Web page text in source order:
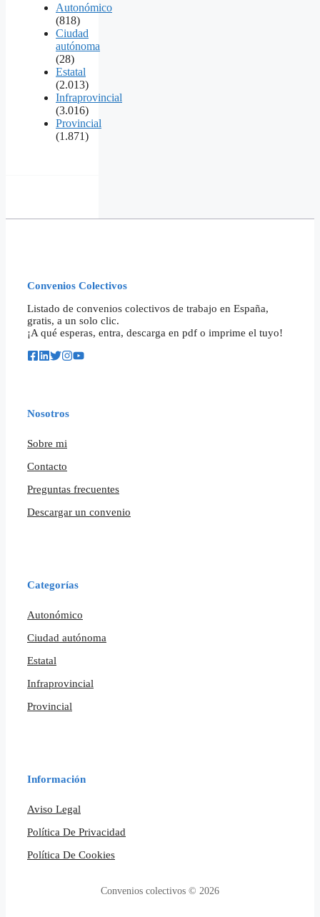
Autonómico
(818)
Ciudad
autónoma
(28)
Estatal
(2.013)
Infraprovincial
(3.016)
Provincial
(1.871)
Convenios Colectivos
Listado de convenios colectivos de trabajo en España,
gratis, a un solo clic.
¡A qué esperas, entra, descarga en pdf o imprime el tuyo!
Nosotros
Sobre mi
Contacto
Preguntas frecuentes
Descargar un convenio
Categorías
Autonómico
Ciudad autónoma
Estatal
Infraprovincial
Provincial
Información
Aviso Legal
Política De Privacidad
Política De Cookies
Convenios colectivos © 2026